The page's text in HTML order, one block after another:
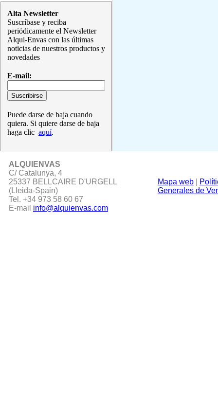
Alta Newsletter
Suscríbase y reciba
periódicamente el Newsletter
Alqui-Envas con las últimas
noticias de nuestros productos y
novedades
E-mail:
Puede darse de baja cuando
quiera. Si quiere darse de baja
haga clic aquí.
ALQUIENVAS
C/ Catalunya, 4
25337 BELLCAIRE D'URGELL
(Lleida-Spain)
Tel. +34 973 58 60 67
E-mail info@alquienvas.com
Mapa web
Generales de